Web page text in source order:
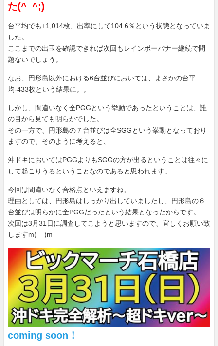
た(^_^;)
台平均でも+1,014枚、出率にして104.6％という状態となっていま
した。
ここまでの出玉を確認できれば次回もレインボーバナー継続で問
題ないでしょう。
なお、円形島以外における6台並びにおいては、まさかの台平
均-433枚という結果に。。
しかし、間違いなく全PGGという挙動であったということは、誰
の目から見ても明らかでした。
その一方で、円形島の７台並びは全SGGという挙動となっており
ますので、そのように考えると、
沖ドキにおいてはPGGよりもSGGの方が出るということは往々に
して起こりうるということなのであると思われます。
今回は間違いなく合格点といえますね。
理由としては、円形島はしっかり出していましたし、円形島の６
台並びは明らかに全PGGだったという結果となったからです。
次回は3月31日に調査してこようと思いますので、宜しくお願い致
しますm(__)m
coming soon！